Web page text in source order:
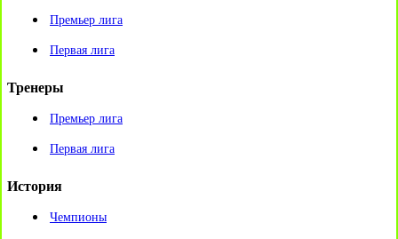
Премьер лига
Первая лига
Тренеры
Премьер лига
Первая лига
История
Чемпионы